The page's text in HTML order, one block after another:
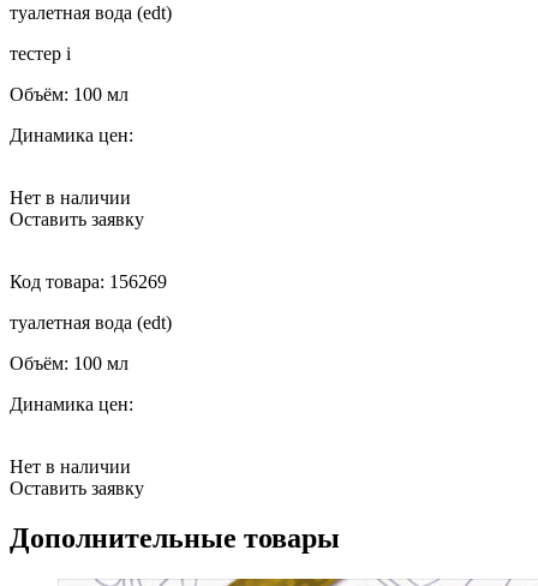
туалетная вода (edt)
тестер i
Объём: 100 мл
Динамика цен:
Нет в наличии
Оставить заявку
Код товара: 156269
туалетная вода (edt)
Объём: 100 мл
Динамика цен:
Нет в наличии
Оставить заявку
Дополнительные товары